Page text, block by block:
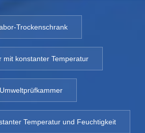
Trockenschrank
mit konstanter Temperatur
Umweltprüfkammer
Temperatur und Feuchtigkeit